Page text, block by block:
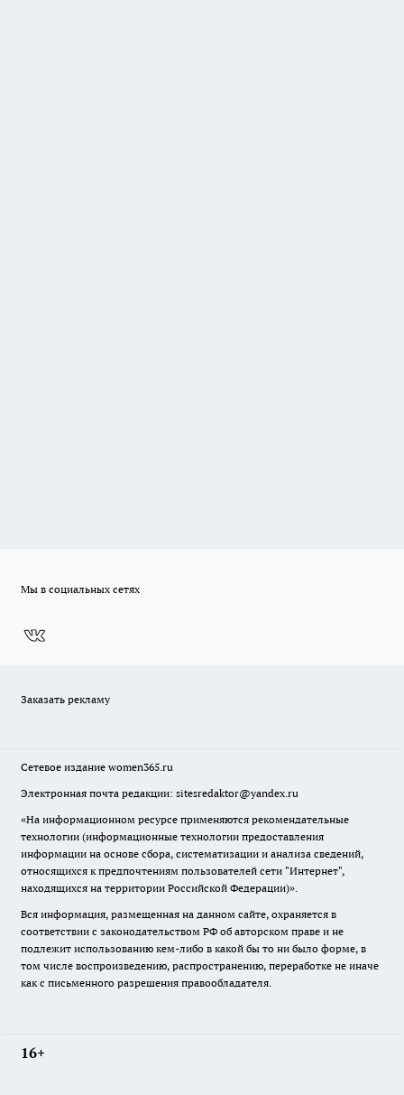
Мы в социальных сетях
Заказать рекламу
Сетевое издание women365.ru
Электронная почта редакции: sitesredaktor@yandex.ru
«На информационном ресурсе применяются рекомендательные
технологии (информационные технологии предоставления
информации на основе сбора, систематизации и анализа сведений,
относящихся к предпочтениям пользователей сети "Интернет",
находящихся на территории Российской Федерации)».
Вся информация, размещенная на данном сайте, охраняется в
соответствии с законодательством РФ об авторском праве и не
подлежит использованию кем-либо в какой бы то ни было форме, в
том числе воспроизведению, распространению, переработке не иначе
как с письменного разрешения правообладателя.
16+